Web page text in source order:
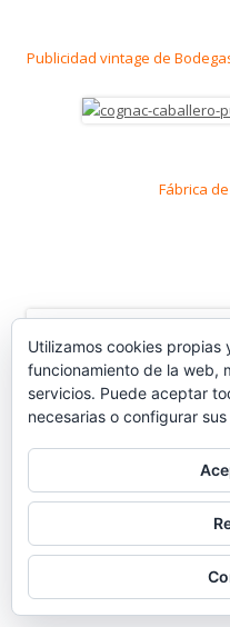
Publicidad vintage de
Fábrica
Utilizamos cookies
funcionamiento de la web,
servicios. Puede aceptar
necesarias o configurar